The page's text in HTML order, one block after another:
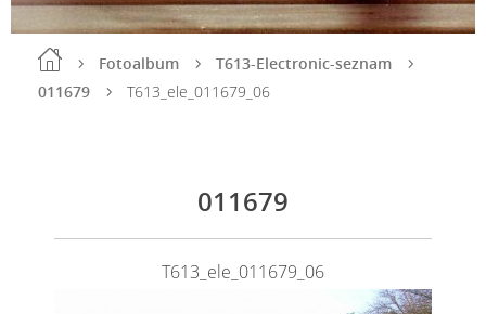
Fotoalbum
T613-Electronic-seznam
011679
T613_ele_011679_06
011679
T613_ele_011679_06